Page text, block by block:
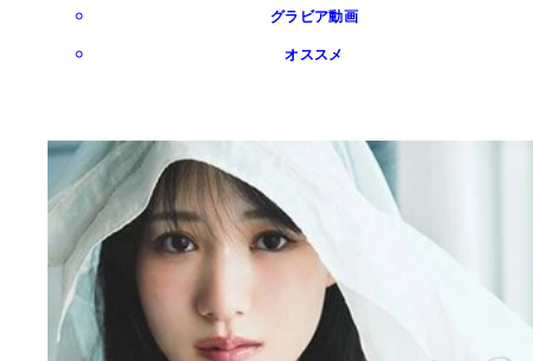
グラビア動画
オススメ